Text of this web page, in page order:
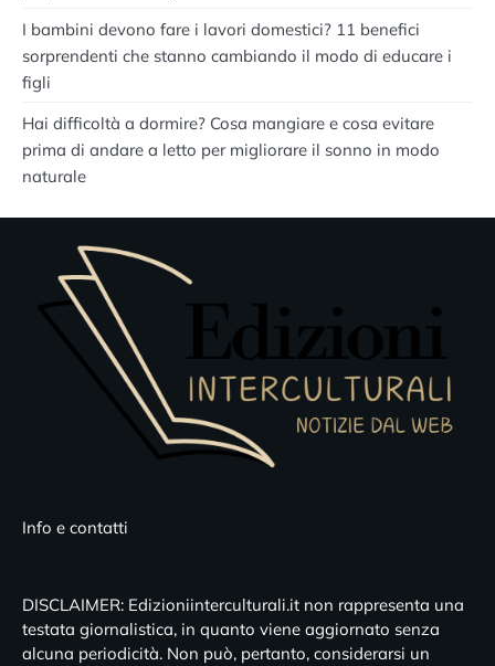
I bambini devono fare i lavori domestici? 11 benefici
sorprendenti che stanno cambiando il modo di educare i
figli
Hai difficoltà a dormire? Cosa mangiare e cosa evitare
prima di andare a letto per migliorare il sonno in modo
naturale
Info e contatti
DISCLAIMER: Edizioniinterculturali.it non rappresenta una
testata giornalistica, in quanto viene aggiornato senza
alcuna periodicità. Non può, pertanto, considerarsi un